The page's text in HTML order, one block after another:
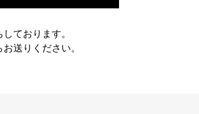
ております。
お送りください。